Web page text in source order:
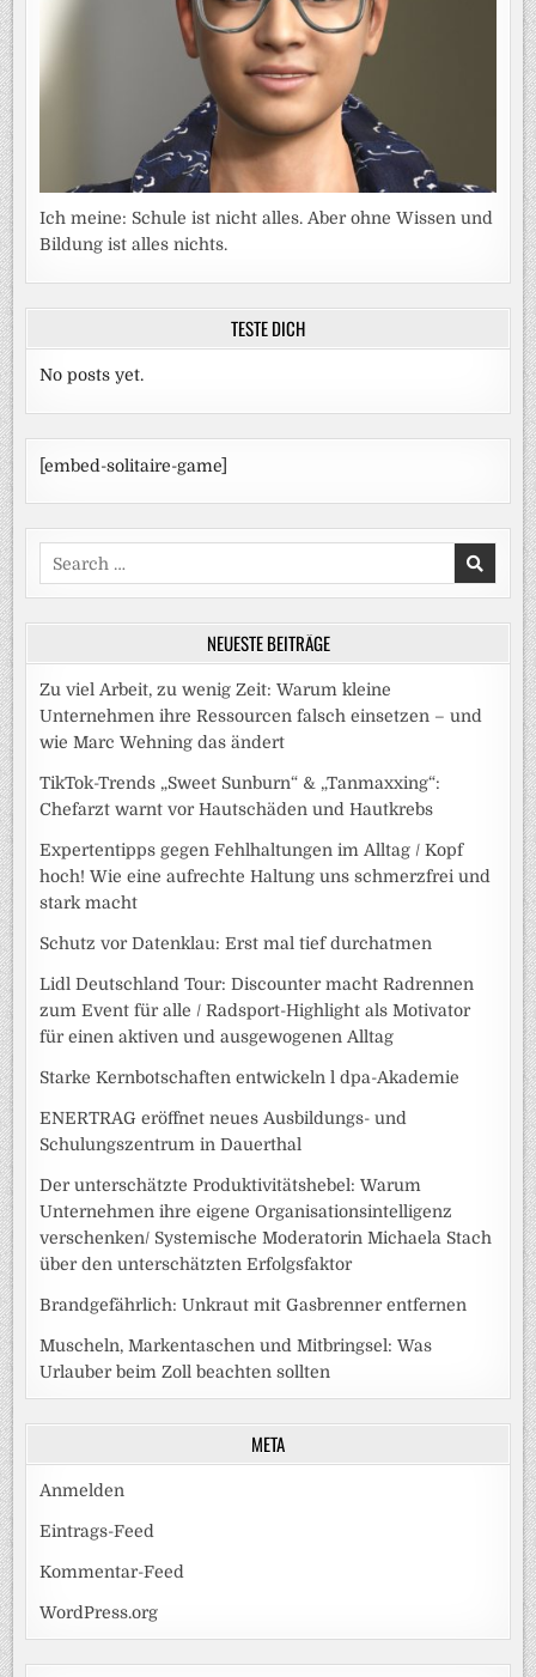
Ich meine: Schule ist nicht alles. Aber ohne Wissen und
Bildung ist alles nichts.
TESTE DICH
No posts yet.
[embed-solitaire-game]
Search
for:
NEUESTE BEITRÄGE
Zu viel Arbeit, zu wenig Zeit: Warum kleine
Unternehmen ihre Ressourcen falsch einsetzen – und
wie Marc Wehning das ändert
TikTok-Trends „Sweet Sunburn“ & „Tanmaxxing“:
Chefarzt warnt vor Hautschäden und Hautkrebs
Expertentipps gegen Fehlhaltungen im Alltag / Kopf
hoch! Wie eine aufrechte Haltung uns schmerzfrei und
stark macht
Schutz vor Datenklau: Erst mal tief durchatmen
Lidl Deutschland Tour: Discounter macht Radrennen
zum Event für alle / Radsport-Highlight als Motivator
für einen aktiven und ausgewogenen Alltag
Starke Kernbotschaften entwickeln l dpa-Akademie
ENERTRAG eröffnet neues Ausbildungs- und
Schulungszentrum in Dauerthal
Der unterschätzte Produktivitätshebel: Warum
Unternehmen ihre eigene Organisationsintelligenz
verschenken/ Systemische Moderatorin Michaela Stach
über den unterschätzten Erfolgsfaktor
Brandgefährlich: Unkraut mit Gasbrenner entfernen
Muscheln, Markentaschen und Mitbringsel: Was
Urlauber beim Zoll beachten sollten
META
Anmelden
Eintrags-Feed
Kommentar-Feed
WordPress.org